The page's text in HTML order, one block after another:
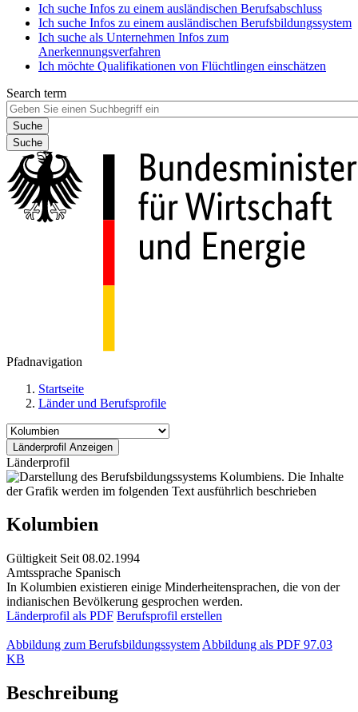
Ich suche Infos zu einem ausländischen Berufsabschluss
Ich suche Infos zu einem ausländischen Berufsbildungssystem
Ich suche als Unternehmen Infos zum
Anerkennungsverfahren
Ich möchte Qualifikationen von Flüchtlingen einschätzen
Search term
Suche
Pfadnavigation
Startseite
Länder und Berufsprofile
Länderprofil
Kolumbien
Gültigkeit Seit 08.02.1994
Amtssprache Spanisch
In Kolumbien existieren einige Minderheitensprachen, die von der
indianischen Bevölkerung gesprochen werden.
Länderprofil als PDF Berufsprofil erstellen
Abbildung zum Berufsbildungssystem Abbildung als PDF 97.03
KB
Beschreibung